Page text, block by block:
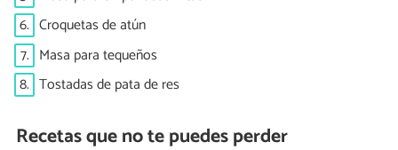
6. Croquetas de atún
7. Masa para tequeños
8. Tostadas de pata de res
Recetas que no te puedes perder